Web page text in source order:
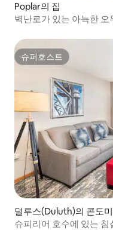
Poplar의 집
벽난로가 있는 아늑한
슈퍼호스트
슈퍼호스트
덜루스(Duluth)의 콘도
슈피리어 호수에 있는 침